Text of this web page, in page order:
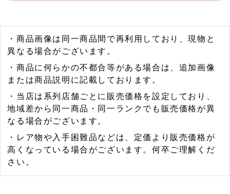
・商品画像は同一商品間で再利用しており、現物と
異なる場合がございます。
・商品に何らかの不都合等がある場合は、追加画像
または商品説明に記載しております。
・当店は系列店舗ごとに販売価格を設定しており、
地域差から同一商品・同一ランクでも販売価格が異
なる場合がございます。
・レア物や入手困難品などは、定価より販売価格が
高くなっている場合がございます。何卒ご理解くだ
さい。